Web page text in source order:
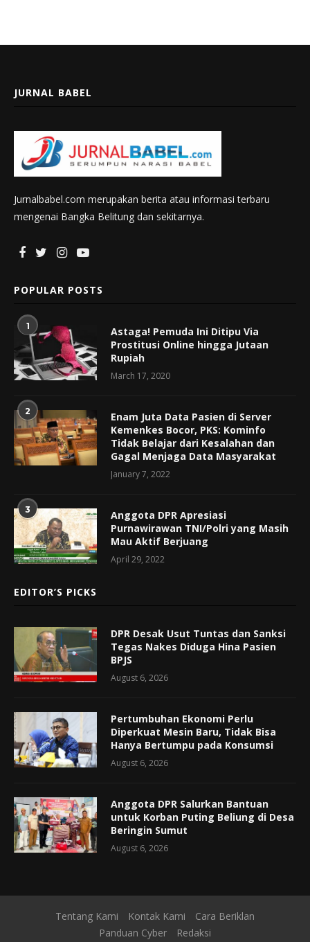
JURNAL BABEL
Jurnalbabel.com merupakan berita atau informasi terbaru
mengenai Bangka Belitung dan sekitarnya.
POPULAR POSTS
1
Astaga! Pemuda Ini Ditipu Via
Prostitusi Online hingga Jutaan
Rupiah
March 17, 2020
2
Enam Juta Data Pasien di Server
Kemenkes Bocor, PKS: Kominfo
Tidak Belajar dari Kesalahan dan
Gagal Menjaga Data Masyarakat
January 7, 2022
3
Anggota DPR Apresiasi
Purnawirawan TNI/Polri yang Masih
Mau Aktif Berjuang
April 29, 2022
EDITOR’S PICKS
DPR Desak Usut Tuntas dan Sanksi
Tegas Nakes Diduga Hina Pasien
BPJS
August 6, 2026
Pertumbuhan Ekonomi Perlu
Diperkuat Mesin Baru, Tidak Bisa
Hanya Bertumpu pada Konsumsi
August 6, 2026
Anggota DPR Salurkan Bantuan
untuk Korban Puting Beliung di Desa
Beringin Sumut
August 6, 2026
Tentang Kami Kontak Kami
Cara Beriklan
Panduan Cyber
Redaksi